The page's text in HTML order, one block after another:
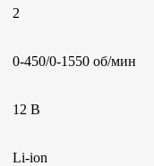
2
0-450/0-1550 об/мин
12 В
Li-ion